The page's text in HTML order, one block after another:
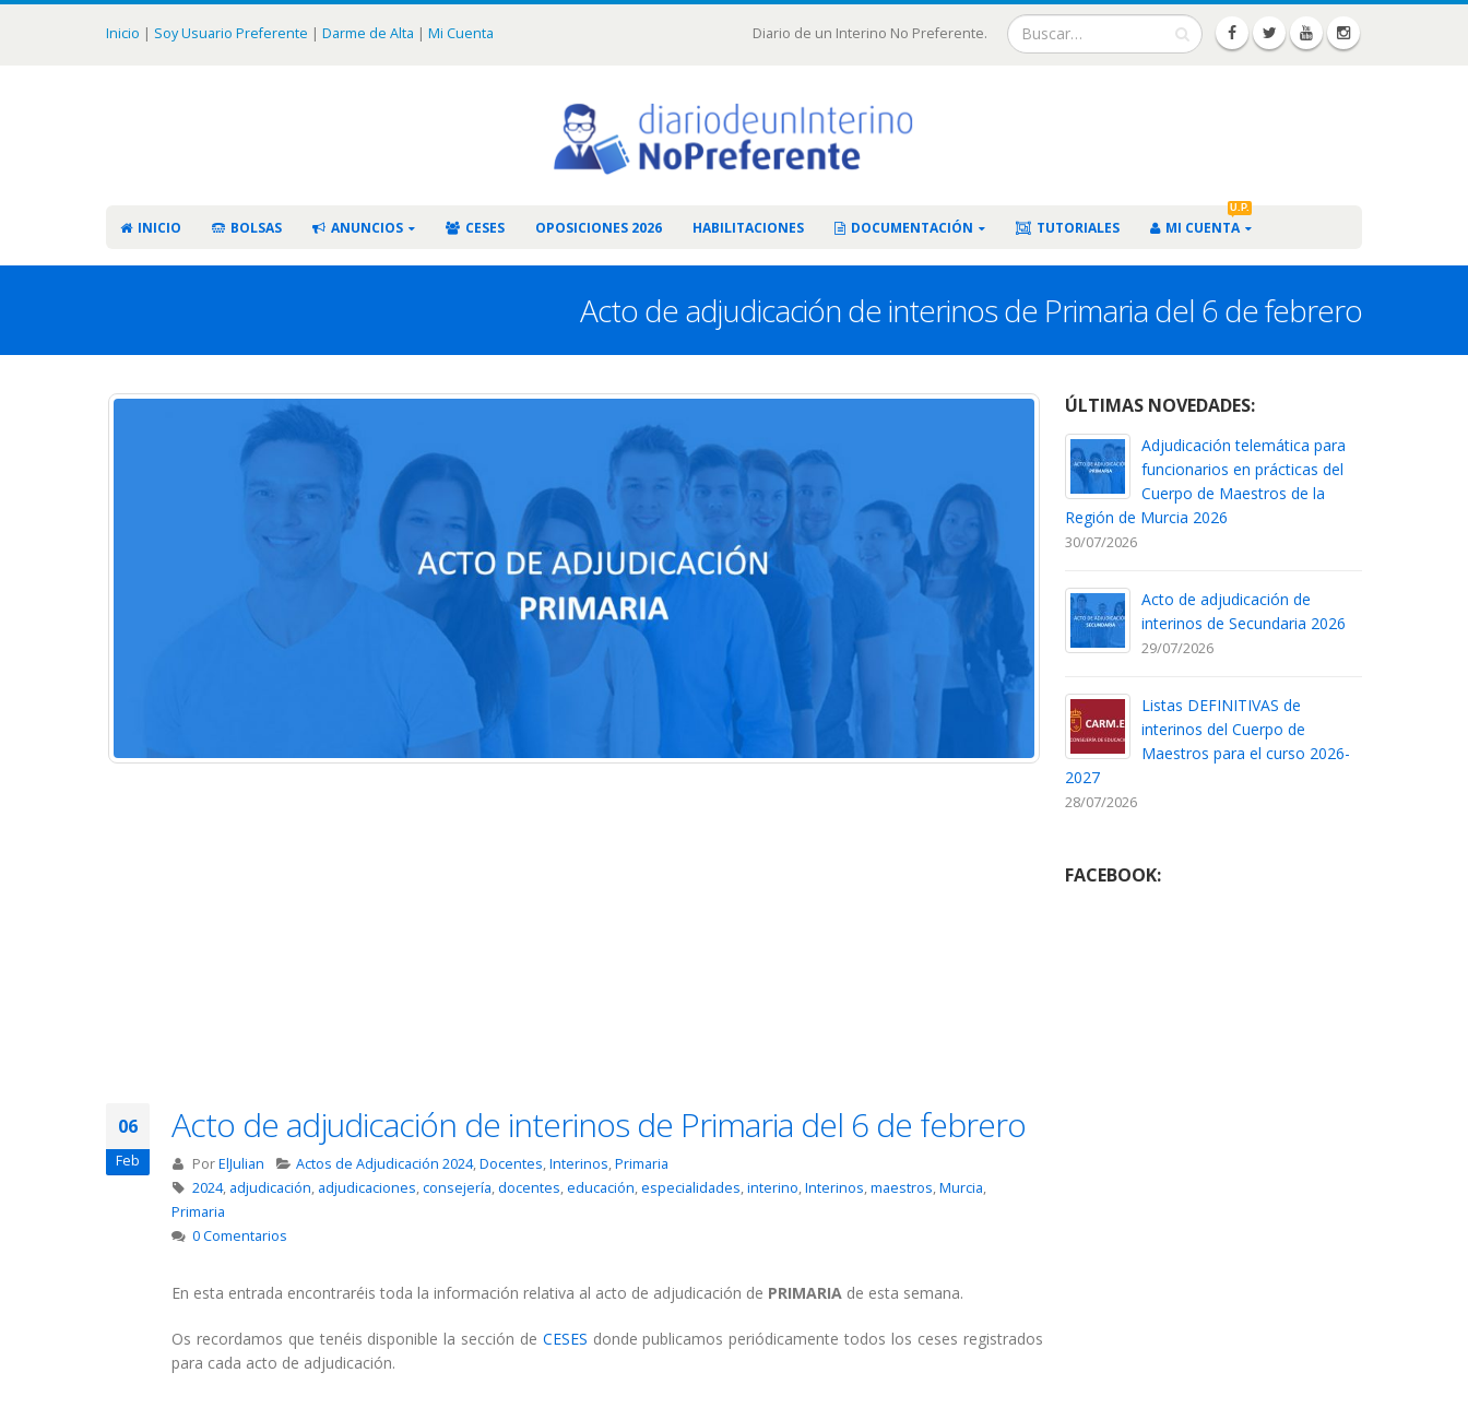
Inicio | Soy Usuario Preferente | Darme de Alta | Mi Cuenta Diario de un Interino No Preferente.
INICIO BOLSAS ANUNCIOS CESES OPOSICIONES 2026 HABILITACIONES DOCUMENTACIÓN TUTORIALES MI CUENTA
U.P.
Acto de adjudicación de interinos de Primaria del 6 de febrero
06
Feb
Acto de adjudicación de interinos de Primaria del 6 de febrero
PorElJulian Actos de Adjudicación 2024,Docentes,Interinos,Primaria
2024, adjudicación, adjudicaciones,consejería,docentes,educación,especialidades,interino,Interinos,maestros,Murcia,
Primaria
0 Comentarios
En esta entrada encontraréis toda la información relativa al acto de adjudicación de PRIMARIA de esta semana.
Os recordamos que tenéis disponible la sección de CESES donde publicamos periódicamente todos los ceses registrados
para cada acto de adjudicación.
ÚLTIMAS NOVEDADES:
Adjudicación telemática para
funcionarios en prácticas del
Cuerpo de Maestros de la
Región de Murcia 2026
30/07/2026
Acto de adjudicación de
interinos de Secundaria 2026
29/07/2026
Listas DEFINITIVAS de
interinos del Cuerpo de
Maestros para el curso 2026-
2027
28/07/2026
FACEBOOK: